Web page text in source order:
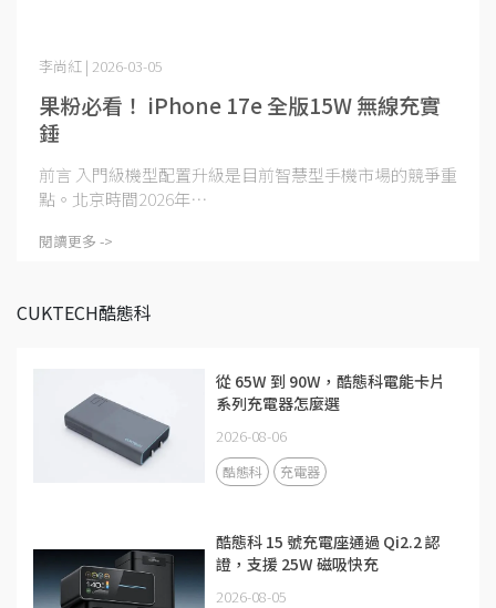
果粉必看！ iPhone 17e 全版15W 無線充實
錘
李尚紅 | 2026-03-05
前言 入門級機型配置升級是目前智慧型手機市場的競爭重
點。北京時間2026年⋯
閱讀更多 ->
CUKTECH酷態科
從 65W 到 90W，酷態科電能卡片
系列充電器怎麼選
2026-08-06
酷態科 充電器
酷態科 15 號充電座通過 Qi2.2 認
證，支援 25W 磁吸快充
2026-08-05